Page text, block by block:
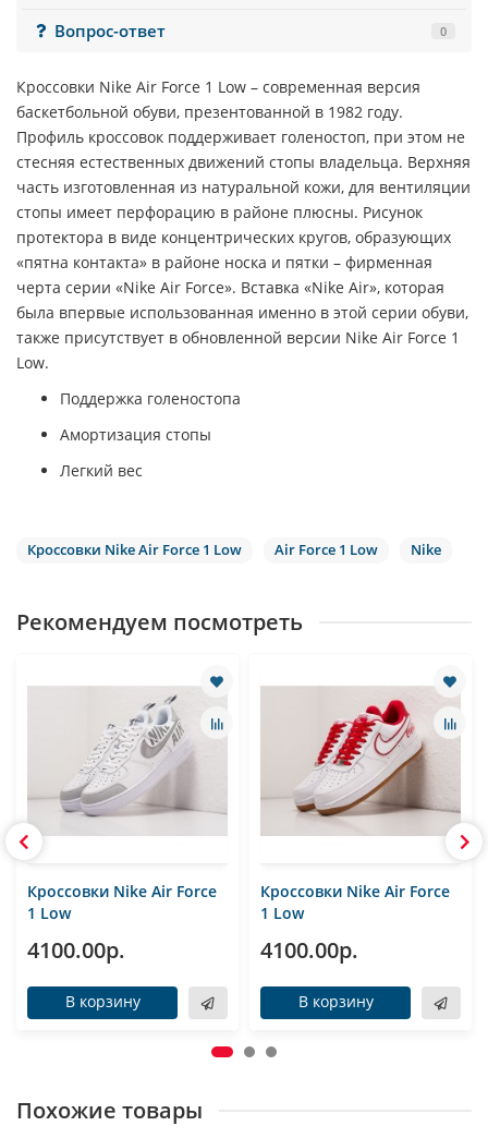
Вопрос-ответ
0
Кроссовки Nike Air Force 1 Low – современная версия
баскетбольной обуви, презентованной в 1982 году.
Профиль кроссовок поддерживает голеностоп, при этом не
стесняя естественных движений стопы владельца. Верхняя
часть изготовленная из натуральной кожи, для вентиляции
стопы имеет перфорацию в районе плюсны. Рисунок
протектора в виде концентрических кругов, образующих
«пятна контакта» в районе носка и пятки – фирменная
черта серии «Nike Air Force». Вставка «Nike Air», которая
была впервые использованная именно в этой серии обуви,
также присутствует в обновленной версии Nike Air Force 1
Low.
Поддержка голеностопа
Амортизация стопы
Легкий вес
Кроссовки Nike Air Force 1 Low Air Force 1 Low Nike
Рекомендуем посмотреть
Кроссовки Nike Air Force
1 Low
4100.00р.
В корзину
Кроссовки Nike Air Force
1 Low
4100.00р.
В корзину
Похожие товары